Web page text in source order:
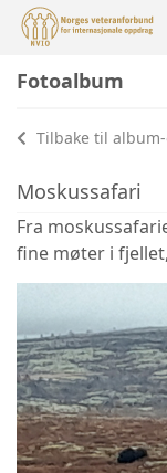
Fotoalbum
Tilbake til
Moskussafari
Fra
fine møter i